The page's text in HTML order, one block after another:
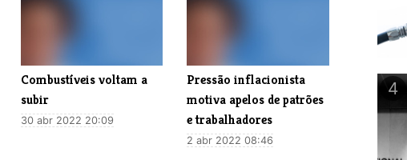
Combustíveis voltam a
subir
30 abr 2022 20:09
Pressão inflacionista
motiva apelos de patrões
e trabalhadores
2 abr 2022 08:46
4